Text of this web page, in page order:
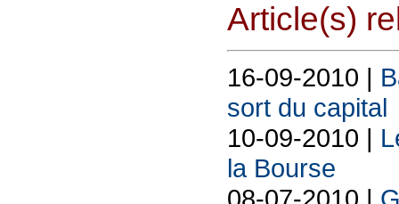
Article(s)
16-09-2010 |
sort du capital
10-09-2010 |
la Bourse
08-07-2010 |